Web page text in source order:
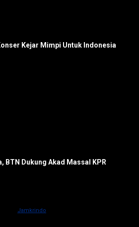
Kejar Mimpi Untuk Indonesia
BTN Dukung Akad Massal KPR